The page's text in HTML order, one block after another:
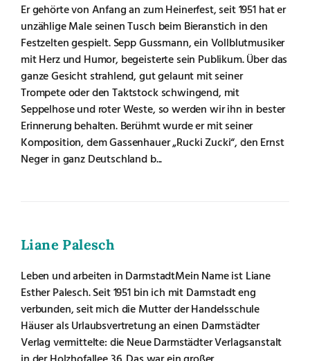
Er gehörte von Anfang an zum Heinerfest, seit 1951 hat er
unzählige Male seinen Tusch beim Bieranstich in den
Festzelten gespielt. Sepp Gussmann, ein Vollblutmusiker
mit Herz und Humor, begeisterte sein Publikum. Über das
ganze Gesicht strahlend, gut gelaunt mit seiner
Trompete oder den Taktstock schwingend, mit
Seppelhose und roter Weste, so werden wir ihn in bester
Erinnerung behalten. Berühmt wurde er mit seiner
Komposition, dem Gassenhauer „Rucki Zucki“, den Ernst
Neger in ganz Deutschland b...
Liane Palesch
Leben und arbeiten in DarmstadtMein Name ist Liane
Esther Palesch. Seit 1951 bin ich mit Darmstadt eng
verbunden, seit mich die Mutter der Handelsschule
Häuser als Urlaubsvertretung an einen Darmstädter
Verlag vermittelte: die Neue Darmstädter Verlagsanstalt